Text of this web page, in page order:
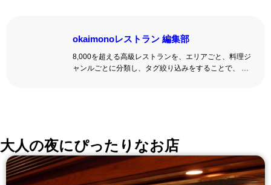
okaimonoレストラン 編集部
8,000を超える高級レストランを、エリアごと、料理ジ
ャンルごとに分類し、タグ絞り込みをすることで、 い
大人の夜にぴったりなお店